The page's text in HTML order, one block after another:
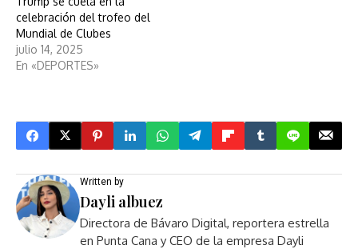
celebración del trofeo del
Mundial de Clubes
julio 14, 2025
En «DEPORTES»
Written by
Dayli albuez
Directora de Bávaro Digital, reportera estrella
en Punta Cana y CEO de la empresa Dayli